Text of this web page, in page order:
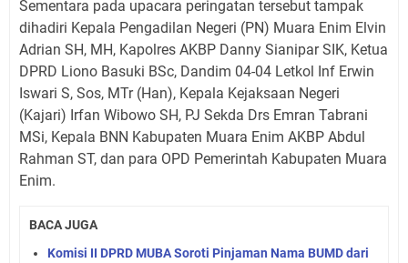
Sementara pada upacara peringatan tersebut tampak
dihadiri Kepala Pengadilan Negeri (PN) Muara Enim Elvin
Adrian SH, MH, Kapolres AKBP Danny Sianipar SIK, Ketua
DPRD Liono Basuki BSc, Dandim 04-04 Letkol Inf Erwin
Iswari S, Sos, MTr (Han), Kepala Kejaksaan Negeri
(Kajari) Irfan Wibowo SH, PJ Sekda Drs Emran Tabrani
MSi, Kepala BNN Kabupaten Muara Enim AKBP Abdul
Rahman ST, dan para OPD Pemerintah Kabupaten Muara
Enim.
BACA JUGA
Komisi II DPRD MUBA Soroti Pinjaman Nama BUMD dari